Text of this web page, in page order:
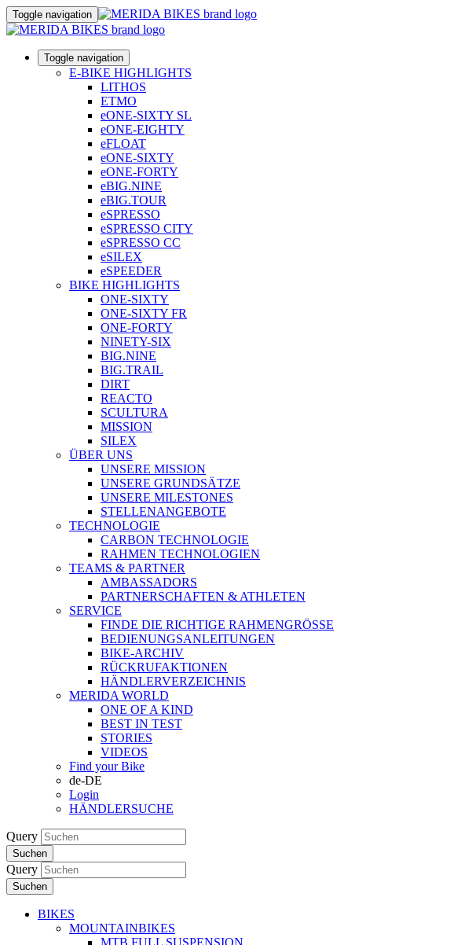
Toggle navigation
Toggle navigation
E-BIKE HIGHLIGHTS
LITHOS
ETMO
eONE-SIXTY SL
eONE-EIGHTY
eFLOAT
eONE-SIXTY
eONE-FORTY
eBIG.NINE
eBIG.TOUR
eSPRESSO
eSPRESSO CITY
eSPRESSO CC
eSILEX
eSPEEDER
BIKE HIGHLIGHTS
ONE-SIXTY
ONE-SIXTY FR
ONE-FORTY
NINETY-SIX
BIG.NINE
BIG.TRAIL
DIRT
REACTO
SCULTURA
MISSION
SILEX
ÜBER UNS
UNSERE MISSION
UNSERE GRUNDSÄTZE
UNSERE MILESTONES
STELLENANGEBOTE
TECHNOLOGIE
CARBON TECHNOLOGIE
RAHMEN TECHNOLOGIEN
TEAMS & PARTNER
AMBASSADORS
PARTNERSCHAFTEN & ATHLETEN
SERVICE
FINDE DIE RICHTIGE RAHMENGRÖSSE
BEDIENUNGSANLEITUNGEN
BIKE-ARCHIV
RÜCKRUFAKTIONEN
HÄNDLERVERZEICHNIS
MERIDA WORLD
ONE OF A KIND
BEST IN TEST
STORIES
VIDEOS
Find your Bike
de-DE
Login
HÄNDLERSUCHE
Query
Suchen
Query
Suchen
BIKES
MOUNTAINBIKES
MTB FULL SUSPENSION